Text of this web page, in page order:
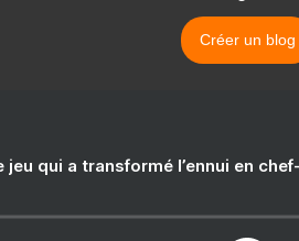
Créer un blog
jeu qui a transformé l’ennui en